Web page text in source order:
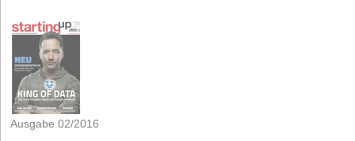
Ausgabe 02/2016